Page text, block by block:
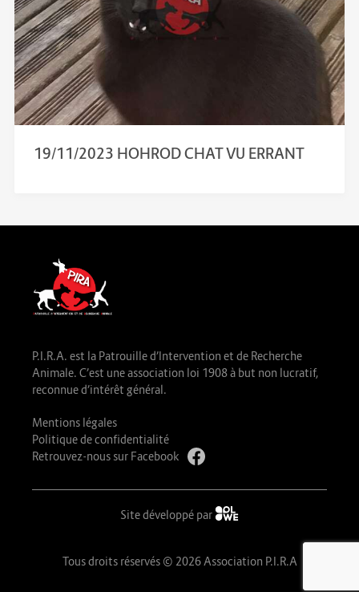
19/11/2023 HOHROD CHAT VU ERRANT
P.I.R.A. est la Patrouille d’Intervention et de Recherche
Animale. C’est une association loi 1908 à but non lucratif,
reconnue d’intérêt général.
Mentions légales
Politique de confidentialité
Retrouvez-nous sur Facebook
Site développé par
Tous droits réservés © 2026 Association P.I.R.A